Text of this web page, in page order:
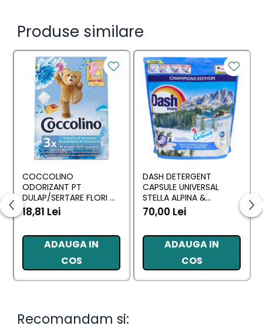
Produse similare
COCCOLINO
ODORIZANT PT
DULAP/SERTARE FLORI DI
PRIMAVERA 3 BUC
18,81 Lei
ADAUGA IN
COS
DASH DETERGENT
CAPSULE UNIVERSAL
STELLA ALPINA &
MUSCHINO BIANCO 60
BUC
70,00 Lei
ADAUGA IN
COS
Recomandam si: